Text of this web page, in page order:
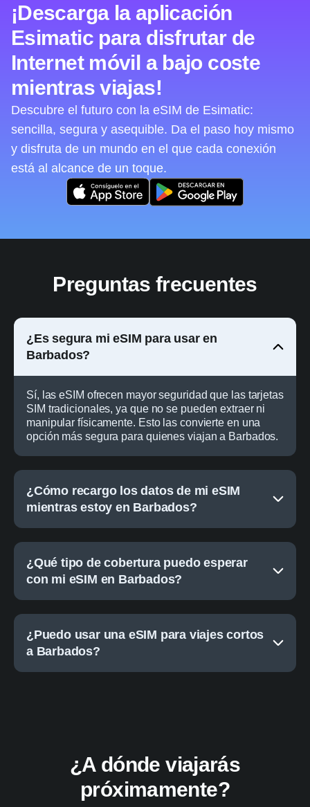
¡Descarga la aplicación
Esimatic para disfrutar de
Internet móvil a bajo coste
mientras viajas!
Descubre el futuro con la eSIM de Esimatic:
sencilla, segura y asequible. Da el paso hoy mismo
y disfruta de un mundo en el que cada conexión
está al alcance de un toque.
Preguntas frecuentes
¿Es segura mi eSIM para usar en
Barbados?
Sí, las eSIM ofrecen mayor seguridad que las tarjetas
SIM tradicionales, ya que no se pueden extraer ni
manipular físicamente. Esto las convierte en una
opción más segura para quienes viajan a Barbados.
¿Cómo recargo los datos de mi eSIM
mientras estoy en Barbados?
¿Qué tipo de cobertura puedo esperar
con mi eSIM en Barbados?
¿Puedo usar una eSIM para viajes cortos
a Barbados?
¿A dónde viajarás
próximamente?